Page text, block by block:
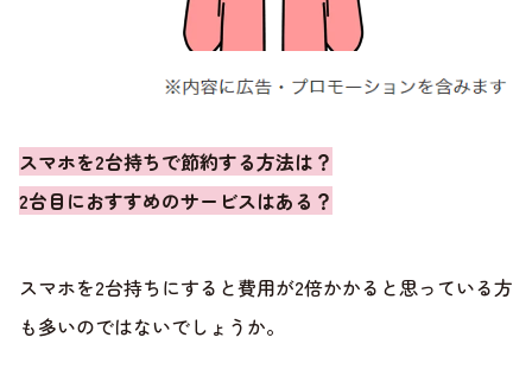
スマホを2台持ちで節約する方法は？
2台目におすすめのサービスはある？
スマホを2台持ちにすると費用が2倍かかると思っている方
も多いのではないでしょうか。